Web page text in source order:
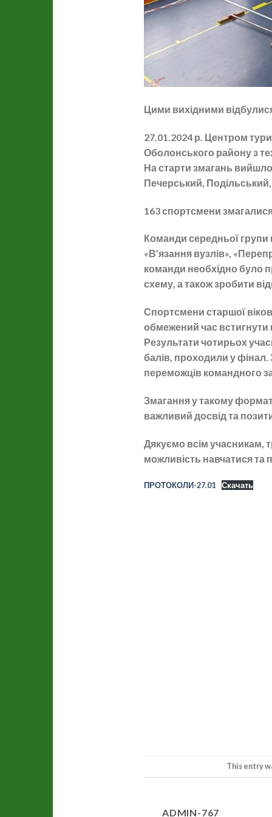
Цими вихідними
27.01.2024 р. Центром
Оболонського району з
На старти змагань
Печерський,
163 спортсмени
Команди середньої
«В’язання вузлів»,
команди необхідно було
схему, а також зробити
Спортсмени старшої
обмежений час встигнути
Результати чотирьох
балів, проходили у фінал.
переможців командного
Змагання у такому
важливий досвід та
Дякуємо всім учасникам,
можливість навчатися та
ПРОТОКОЛИ-27.01 Скачать
This entry
ADMIN-767